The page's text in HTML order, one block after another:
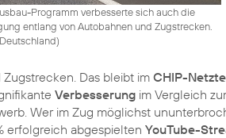
Programm verbesserte sich auch die
entlang von Autobahnen und Zugstrecken.
)
Das bleibt im CHIP-
Verbesserung im Vergleich
Wer im Zug möglichst
erfolgreich abgespielten YouTube-